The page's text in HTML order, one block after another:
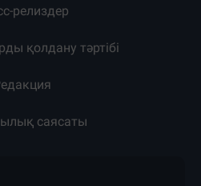
релиздер
қолдану тәртібі
саясаты